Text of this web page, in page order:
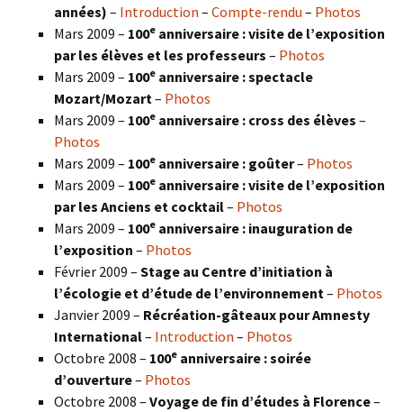
années) – Introduction – Compte-rendu – Photos
Mars 2009 – 100e anniversaire : visite de l’exposition
par les élèves et les professeurs – Photos
Mars 2009 – 100e anniversaire : spectacle
Mozart/Mozart – Photos
Mars 2009 – 100e anniversaire : cross des élèves –
Photos
Mars 2009 – 100e anniversaire : goûter– Photos
Mars 2009 – 100e anniversaire : visite de l’exposition
par les Anciens et cocktail– Photos
Mars 2009 – 100e anniversaire : inauguration de
l’exposition – Photos
Février 2009 – Stage au Centre d’initiation à
l’écologie et d’étude de l’environnement – Photos
Janvier 2009 – Récréation-gâteaux pour Amnesty
International– Introduction – Photos
Octobre 2008 – 100e anniversaire : soirée
d’ouverture– Photos
Octobre 2008 – Voyage de fin d’études à Florence–